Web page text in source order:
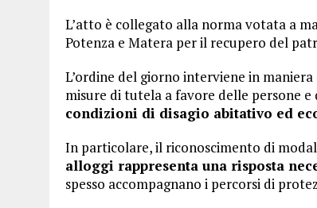
L’atto è collegato alla norma votata a
Potenza e Matera per il recupero del
L’ordine del giorno interviene in
misure di tutela a favore delle persone e
condizioni di disagio abitativo ed
In particolare, il riconoscimento di
alloggi rappresenta una risposta
spesso accompagnano i percorsi di